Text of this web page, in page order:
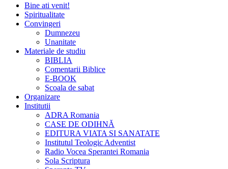
Bine ati venit!
Spiritualitate
Convingeri
Dumnezeu
Unanitate
Materiale de studiu
BIBLIA
Comentarii Biblice
E-BOOK
Scoala de sabat
Organizare
Institutii
ADRA Romania
CASE DE ODIHNĂ
EDITURA VIATA SI SANATATE
Institutul Teologic Adventist
Radio Vocea Sperantei Romania
Sola Scriptura